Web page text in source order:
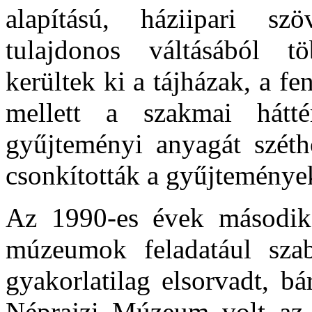
alapítású, háziipari
tulajdonos váltásából
kerültek ki a tájházak, a
mellett a szakmai
gyűjteményi anyagát
csonkították a
Az 1990-es évek
múzeumok feladatául
gyakorlatilag elsorvadt,